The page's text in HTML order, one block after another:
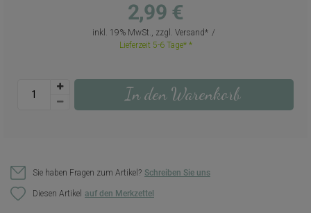
2,99 €
inkl. 19% MwSt., zzgl. Versand
Lieferzeit 5-6 Tage*
In den Warenkorb
Sie haben Fragen zum Artikel? Schreiben Sie uns
Diesen Artikel